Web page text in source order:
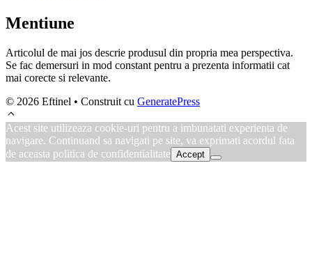
Mentiune
Articolul de mai jos descrie produsul din propria mea perspectiva.
Se fac demersuri in mod constant pentru a prezenta informatii cat
mai corecte si relevante.
© 2026 Eftinel • Construit cu GeneratePress
Acest site utilizeaza cookie-uri pentru a imbunatati experienta de
navigare. Continuand sa navigati pe site, va exprimati acordul fata
de aceasta politica de confidentialitate Accept